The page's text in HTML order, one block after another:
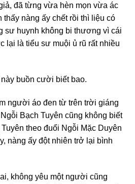
đã từng vừa hèn mọn vừa ác
nàng ấy chết rồi thì liệu có
sư huynh không bi thương vì cái
lại là tiểu sư muội ủ rũ rất nhiều
buồn cười biết bao.
người áo đen từ trên trời giáng
Bạch Tuyên cũng không biết
theo đuổi Ngỗi Mặc Duyên
nàng ấy đột nhiên trở lại bình
không yêu một người cũng